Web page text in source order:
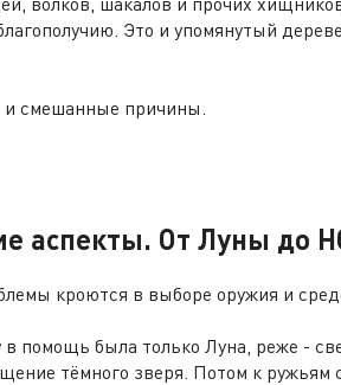
Это и упомянутый
и смешанные причины.
аспекты. От Луны до
кроются в выборе оружия и
в помощь была только Луна, реже -
тёмного зверя. Потом к